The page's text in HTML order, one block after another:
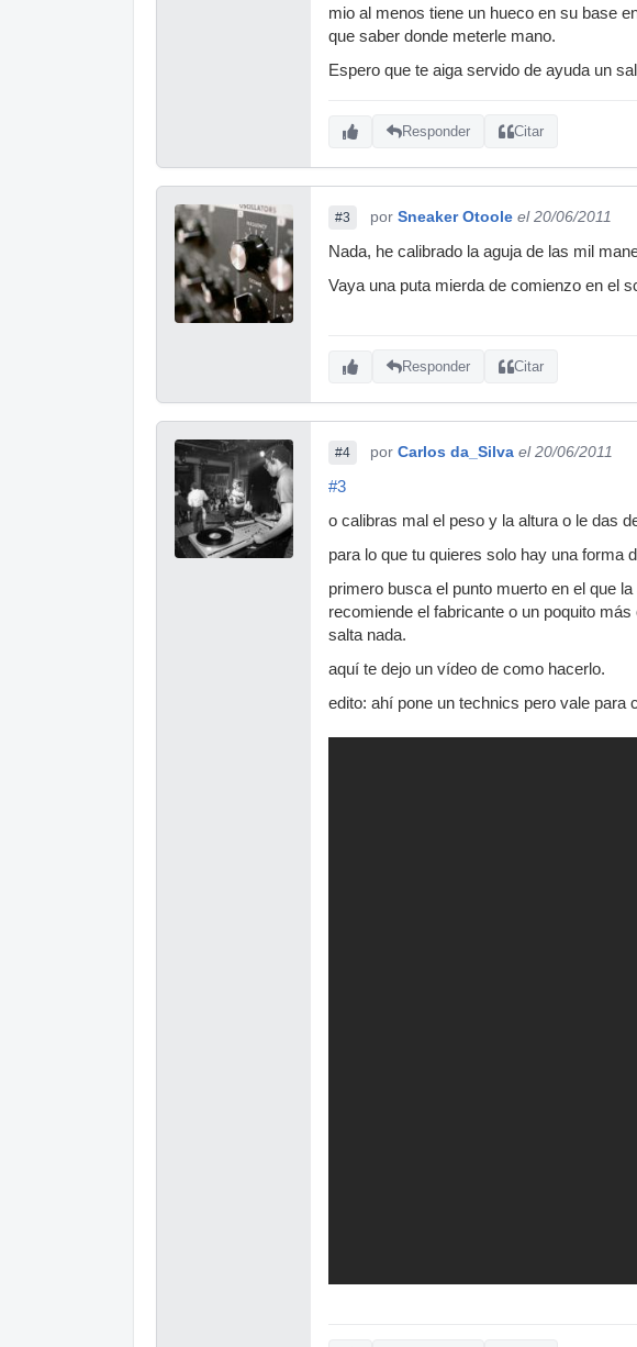
mio al menos tiene un hueco en su base
que saber donde meterle mano.
Espero que te aiga servido de ayuda un
Responder Citar
#3 por Sneaker Otoole el 20/06/2011
Nada, he calibrado la aguja de las mil
Vaya una puta mierda de comienzo en el
Responder Citar
#4 por Carlos da_Silva el 20/06/2011
#3
o calibras mal el peso y la altura o le das
para lo que tu quieres solo hay una forma
primero busca el punto muerto en el que
recomiende el fabricante o un poquito
salta nada.
aquí te dejo un vídeo de como hacerlo.
edito: ahí pone un technics pero vale para